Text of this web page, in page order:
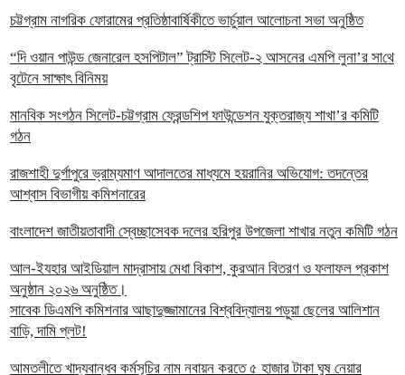
চট্টগ্রাম নাগরিক ফোরামের প্রতিষ্ঠাবার্ষিকীতে ভার্চুয়াল আলোচনা সভা অনুষ্ঠিত
“দি ওয়ান পাউন্ড জেনারেল হসপিটাল” ট্রাস্টি সিলেট-২ আসনের এমপি লুনা’র সা‌থে
বৃটেনে সাক্ষাৎ বিনিময়
মানবিক সংগঠন সিলেট-চট্টগ্রাম ফ্রেন্ডশিপ ফাউন্ডেশন যুক্তরাজ্য শাখা’র কমিটি
গঠন
রাজশাহী দুর্গাপুরে ভ্রাম্যমাণ আদালতের মাধ্যমে হয়রানির অভিযোগ: তদন্তের
আশ্বাস বিভাগীয় কমিশনারের
বাংলাদেশ জাতীয়তাবাদী স্বেচ্ছাসেবক দলের হরিপুর উপজেলা শাখার নতুন কমিটি গঠন
আল-ইযহার আইডিয়াল মাদ্রাসায় মেধা বিকাশ, কুরআন বিতরণ ও ফলাফল প্রকাশ
অনুষ্ঠান ২০২৬ অনুষ্ঠিত।
সাবেক ডিএমপি কমিশনার আছাদুজ্জামানের বিশ্ববিদ্যালয় পড়ুয়া ছেলের আলিশান
বাড়ি, দামি প্লট!
আমতলীতে খাদ্যবান্ধব কর্মসূচির নাম নবায়ন করতে ৫ হাজার টাকা ঘুষ নেয়ার